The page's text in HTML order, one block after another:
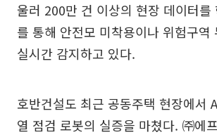
울러 200만 건 이상의 현장 데이터를
를 통해 안전모 미착용이나 위험구역
실시간 감지하고 있다.
호반건설도 최근 공동주택 현장에서
열 점검 로봇의 실증을 마쳤다. ㈜에